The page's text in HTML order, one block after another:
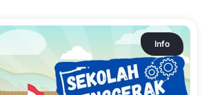
Info